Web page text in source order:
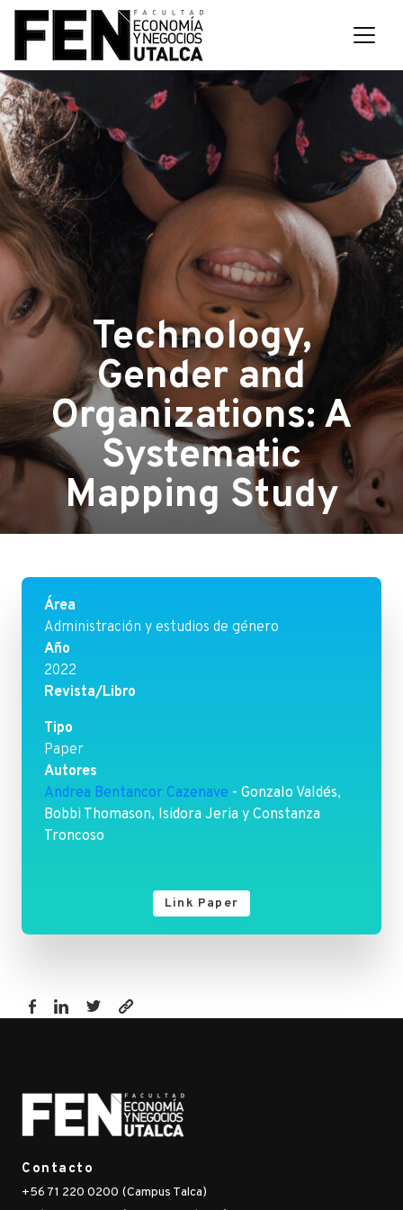
Technology,
Gender and
Organizations: A
Systematic
Mapping Study
Área
Administración y estudios de género
Año
2022
Revista/Libro
Tipo
Paper
Autores
Andrea Bentancor Cazenave - Gonzalo Valdés,
Bobbi Thomason, Isidora Jeria y Constanza
Troncoso
Link Paper
organizations-
a-
systematic-
mapping-
Contacto
+56 71 220 0200 (Campus Talca)